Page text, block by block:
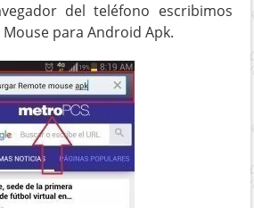
del teléfono escribimos
para Android Apk.